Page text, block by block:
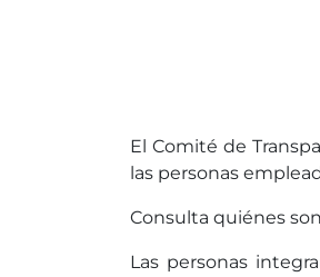
El Comité de
las personas
Consulta quiénes son
Las personas